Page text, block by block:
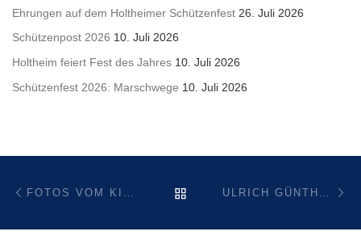
Ehrungen auf dem Holtheimer Schützenfest 26. Juli 2026
Schützenpost 2026 10. Juli 2026
Holtheim feiert Fest des Jahres 10. Juli 2026
Schützenfest 2026: Marschwege 10. Juli 2026
BeitragsnavigationZURÜCK ZUR